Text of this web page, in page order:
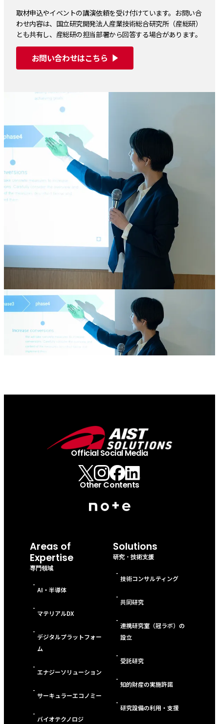
取材申込やイベントの講演依頼を受け付けています。お問い合
わせ内容は、国立研究開発法人産業技術総合研究所（産総研）
とも共有し、産総研の担当部署から回答する場合があります。
お問い合わせはこちら
Official Social Media
Other Contents
Areas of
Expertise
専門領域
-
AI・半導体
-
マテリアルDX
-
デジタルプラットフォー
ム
-
エナジーソリューション
-
サーキュラーエコノミー
-
バイオテクノロジ
Solutions
研究・技術支援
-
技術コンサルティング
-
共同研究
-
連携研究室（冠ラボ）の
設立
-
受託研究
-
知的財産の実施許諾
-
研究設備の利用・支援